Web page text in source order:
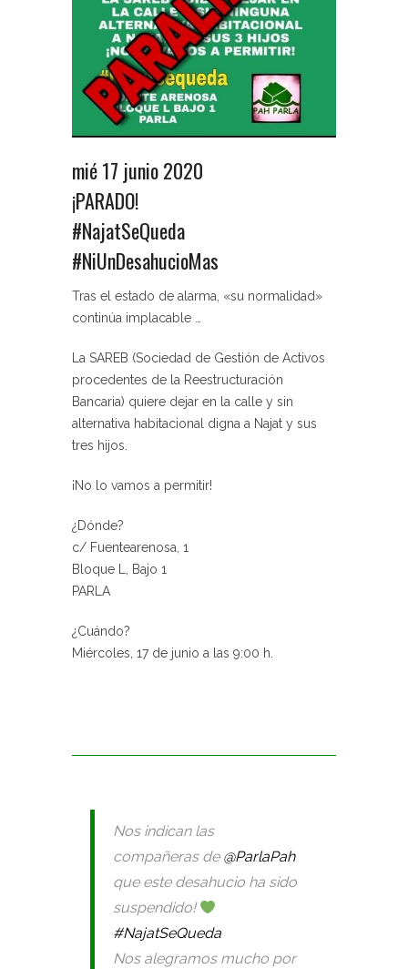
mié 17 junio 2020
¡PARADO!
#NajatSeQueda
#NiUnDesahucioMas
Tras el estado de alarma, «su normalidad»
continúa implacable …
La SAREB (Sociedad de Gestión de Activos
procedentes de la Reestructuración
Bancaria) quiere dejar en la calle y sin
alternativa habitacional digna a Najat y sus
tres hijos.
¡No lo vamos a permitir!
¿Dónde?
c/ Fuentearenosa, 1
Bloque L, Bajo 1
PARLA
¿Cuándo?
Miércoles, 17 de junio a las 9:00 h.
Nos indican las
compañeras de @ParlaPah
que este desahucio ha sido
suspendido!
#NajatSeQueda
Nos alegramos mucho por